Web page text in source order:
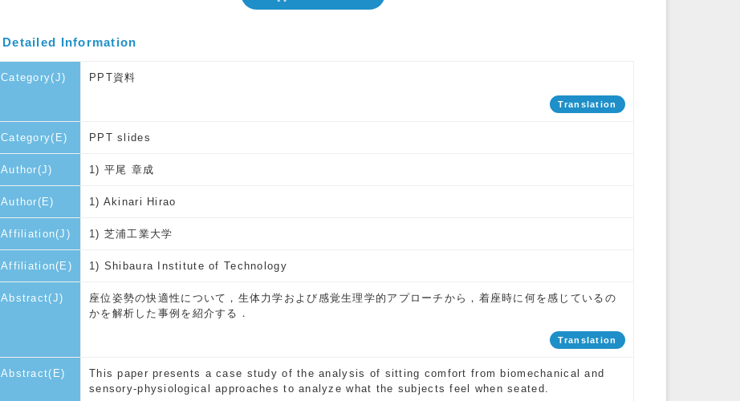
Detailed Information
Category(J) PPT資料
Translation
Category(E) PPT slides
Author(J) 1) 平尾 章成
Author(E) 1) Akinari Hirao
Affiliation(J) 1) 芝浦工業大学
Affiliation(E) 1) Shibaura Institute of Technology
Abstract(J)
座位姿勢の快適性について，生体力学および感覚生理学的アプローチから，着座時に何を感じているの
かを解析した事例を紹介する．
Translation
Abstract(E)
This paper presents a case study of the analysis of sitting comfort from biomechanical and
sensory-physiological approaches to analyze what the subjects feel when seated.